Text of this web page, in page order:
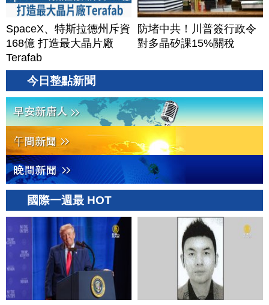
SpaceX、特斯拉德州斥資
168億 打造最大晶片廠
Terafab
防堵中共！川普簽行政令
對多晶矽課15%關稅
今日整點新聞
國際一週最 HOT